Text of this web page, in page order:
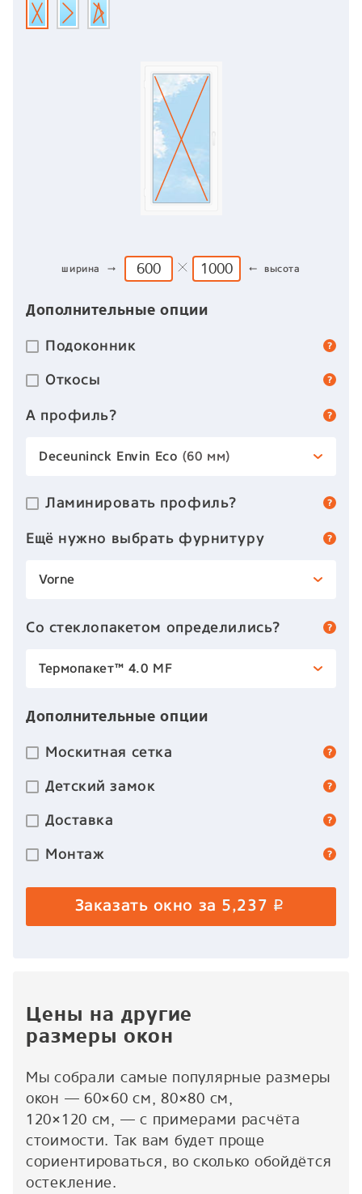
ширина → ← высота
Дополнительные опции
Подоконник
Откосы
А профиль?
Deceuninck Envin Eco (60 мм)
Ламинировать профиль?
Ещё нужно выбрать фурнитуру
Vorne
Со стеклопакетом определились?
Термопакет™ 4.0 MF
Дополнительные опции
Москитная сетка
Детский замок
Доставка
Монтаж
Заказать окно за 5,237 p
Цены на другие
размеры окон
Мы собрали самые популярные размеры
окон — 60×60 см, 80×80 см,
120×120 см, — с примерами расчёта
стоимости. Так вам будет проще
сориентироваться, во сколько обойдётся
остекление.